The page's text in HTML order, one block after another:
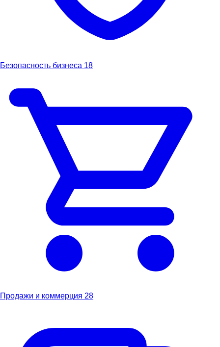
Безопасность бизнеса 18
Продажи и коммерция 28